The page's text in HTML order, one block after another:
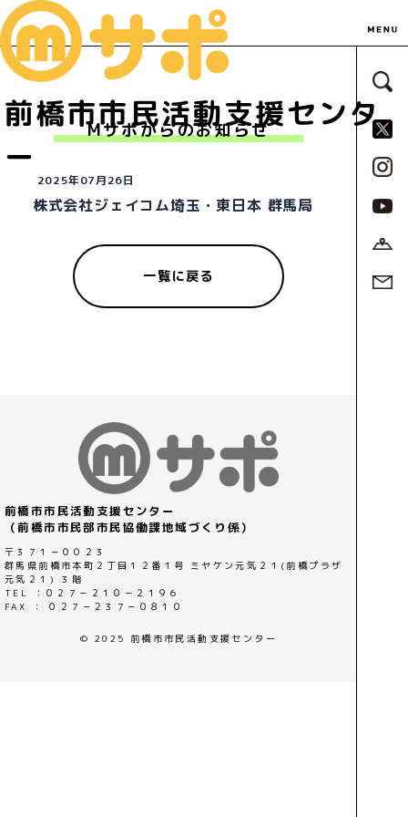
前橋市市民活動支援センタ
ー
サ
Mサポからのお知らせ
2025年07月26日
株式会社ジェイコム埼玉・東日本 群馬局
一覧に戻る
前橋市市民活動支援センター
（前橋市市民部市民協働課地域づくり係）
〒３７１－００２３
群馬県前橋市本町２丁目１２番１号 ミヤケン元気２１(前橋プラザ
元気２１) ３階
TEL ：０２７－２１０－２１９６
FAX ： ０２７－２３７－０８１０
© 2025 前橋市市民活動支援センター